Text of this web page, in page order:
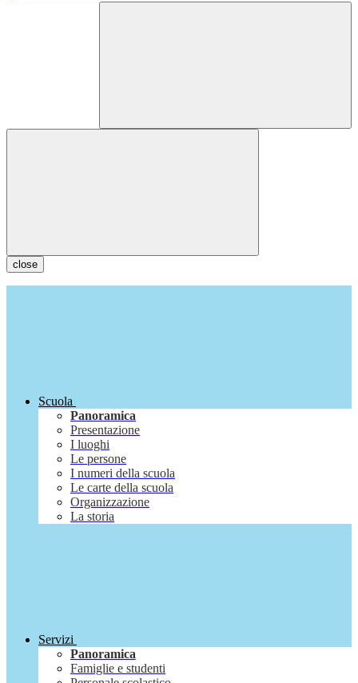
close
Scuola
Panoramica
Presentazione
I luoghi
Le persone
I numeri della scuola
Le carte della scuola
Organizzazione
La storia
Servizi
Panoramica
Famiglie e studenti